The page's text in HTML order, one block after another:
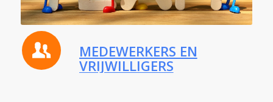
MEDEWERKERS EN
VRIJWILLIGERS